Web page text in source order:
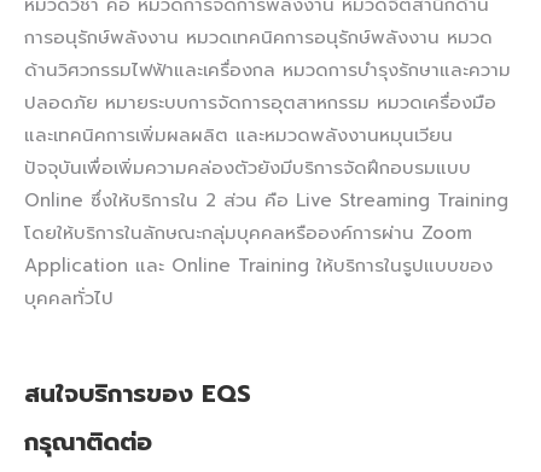
การอนุรักษ์พลังงาน หมวดเทคนิคการอนุรักษ์พลังงาน หมวด
ด้านวิศวกรรมไฟฟ้าและเครื่องกล หมวดการบำรุงรักษาและความ
ปลอดภัย หมายระบบการจัดการอุตสาหกรรม หมวดเครื่องมือ
และเทคนิคการเพิ่มผลผลิต และหมวดพลังงานหมุนเวียน​
ปัจจุบันเพื่อเพิ่มความคล่องตัวยังมีบริการจัดฝึกอบรมแบบ
Online ซึ่งให้บริการใน 2 ส่วน คือ Live Streaming Training
โดยให้บริการในลักษณะกลุ่มบุคคลหรือองค์การผ่าน Zoom
Application และ Online Training ให้บริการในรูปแบบของ
บุคคลทั่วไป
สนใจบริการของ EQS
กรุณาติดต่อ